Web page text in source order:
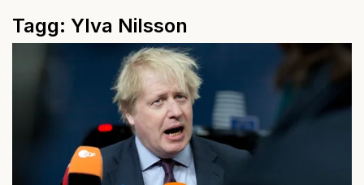
Tagg: Ylva Nilsson